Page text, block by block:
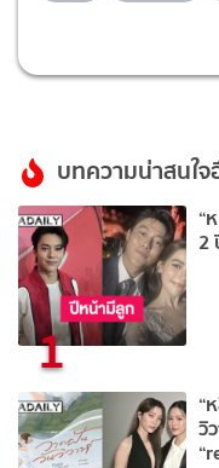
บทความน่าสนใ
1
“
2
“
วิ